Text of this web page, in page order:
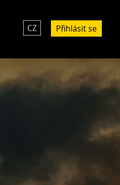
Přihlásit se
CZ